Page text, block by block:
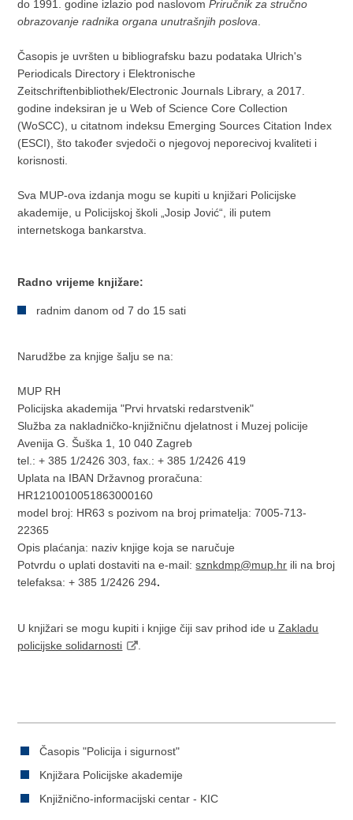
do 1991. godine izlazio pod naslovomPriručnik za stručno
obrazovanje radnika organa unutrašnjih poslova
Časopis je uvršten u bibliografsku bazu podataka Ulrich's
Periodicals Directory i Elektronische
Zeitschriftenbibliothek/Electronic Journals Library, a 2017.
godine indeksiran je u Web of Science Core Collection
(WoSCC), u citatnom indeksu Emerging Sources Citation Index
(ESCI), što također svjedoči o njegovoj neporecivoj kvaliteti i
korisnosti.
Sva MUP-ova izdanja mogu se kupiti u knjižari Policijske
akademije, u Policijskoj školi „Josip Jović“, ili putem
internetskoga bankarstva.
Radno vrijeme knjižare:
radnim danom od 7 do 15 sati
Narudžbe za knjige šalju se na:
MUP RH
Policijska akademija "Prvi hrvatski redarstvenik"
Služba za nakladničko-knjižničnu djelatnost i Muzej policije
Avenija G. Šuška 1, 10 040 Zagreb
tel.: + 385 1/2426 303, fax.: + 385 1/2426 419
Uplata na IBAN Državnog proračuna:
HR1210010051863000160
model broj: HR63 s pozivom na broj primatelja: 7005-713-
22365
Opis plaćanja: naziv knjige koja se naručuje
Potvrdu o uplati dostaviti na e-mail:sznkdmp@mup.hr ili na broj
telefaksa: + 385 1/2426 294.
U knjižari se mogu kupiti i knjige čiji sav prihod ide uZakladu
policijske solidarnosti
Časopis "Policija i sigurnost"
Knjižara Policijske akademije
Knjižnično-informacijski centar - KIC